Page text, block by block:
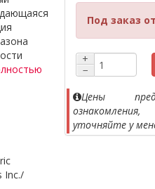
Inc./
Под заказ
+
−
Цены
уточняйте у